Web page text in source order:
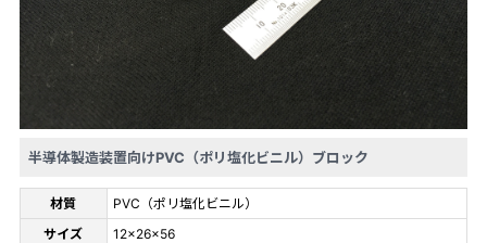
半導体製造装置向けPVC（ポリ塩化ビニル）ブロック
材質
PVC（ポリ塩化ビニル）
サイズ
12×26×56